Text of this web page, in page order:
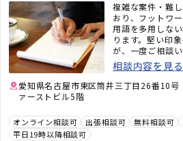
複雑な案件・難
おり、フットワ
用語を多用しな
ります。堅い印
が、一度ご相談
のイメージがガ
うぞお気軽にご相
相談内容を見る
愛知県名古屋市東区筒井三丁目26番10号
ァーストビル5階
オンライン相談可 出張相談可 無料相談可
平日19時以降相談可